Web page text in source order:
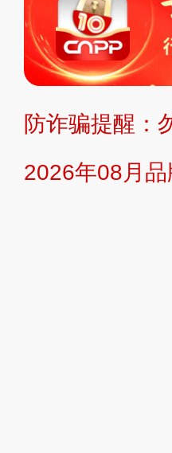
复制、转载、
不代理、不招
持投资购买的
提交说明： 快
防诈骗提醒：
2026年08月